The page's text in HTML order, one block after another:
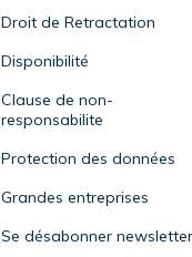
Droit de Retractation
Disponibilité
Clause de non-
responsabilite
Protection des données
Grandes entreprises
Se désabonner newsletter